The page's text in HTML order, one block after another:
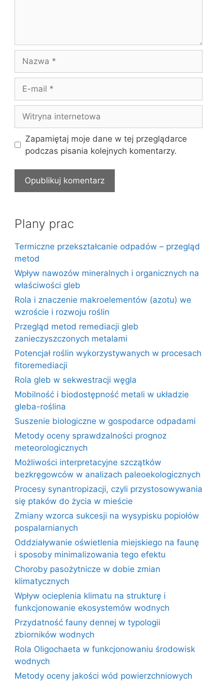
mail
internetowa
Zapamiętaj moje dane w tej przeglądarce
podczas pisania kolejnych komentarzy.
Plany prac
Termiczne przekształcanie odpadów – przegląd
metod
Wpływ nawozów mineralnych i organicznych na
właściwości gleb
Rola i znaczenie makroelementów (azotu) we
wzroście i rozwoju roślin
Przegląd metod remediacji gleb
zanieczyszczonych metalami
Potencjał roślin wykorzystywanych w procesach
fitoremediacji
Rola gleb w sekwestracji węgla
Mobilność i biodostępność metali w układzie
gleba-roślina
Suszenie biologiczne w gospodarce odpadami
Metody oceny sprawdzalności prognoz
meteorologicznych
Możliwości interpretacyjne szczątków
bezkręgowców w analizach paleoekologicznych
Procesy synantropizacji, czyli przystosowywania
się ptaków do życia w mieście
Zmiany wzorca sukcesji na wysypisku popiołów
pospalarnianych
Oddziaływanie oświetlenia miejskiego na faunę
i sposoby minimalizowania tego efektu
Choroby pasożytnicze w dobie zmian
klimatycznych
Wpływ ocieplenia klimatu na strukturę i
funkcjonowanie ekosystemów wodnych
Przydatność fauny dennej w typologii
zbiorników wodnych
Rola Oligochaeta w funkcjonowaniu środowisk
wodnych
Metody oceny jakości wód powierzchniowych